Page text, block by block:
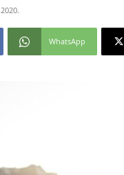
WhatsApp